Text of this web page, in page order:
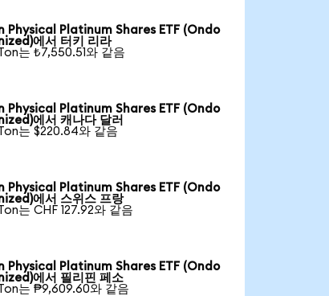
Physical Platinum Shares ETF (Ondo
에서 터키 리라
는 ₺7,550.51와 같음
Physical Platinum Shares ETF (Ondo
에서 캐나다 달러
는 $220.84와 같음
Physical Platinum Shares ETF (Ondo
에서 스위스 프랑
는 CHF 127.92와 같음
Physical Platinum Shares ETF (Ondo
에서 필리핀 페소
는 ₱9,609.60와 같음